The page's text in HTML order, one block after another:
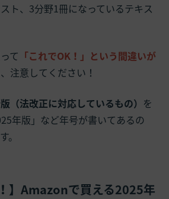
ト、3分野1冊になっているテキス
て 「これでOK！」という間違いが
注意してください！
（法改正に対応しているもの） を
年版」など年号が書いてあるの
。
】Amazonで買える2025年